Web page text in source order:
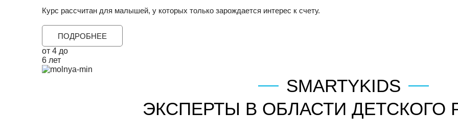
Курс рассчитан для малышей, у которых только зарождается интерес к счету.
ПОДРОБНЕЕ
от 4 до
6 лет
SMARTYKIDS
ЭКСПЕРТЫ В ОБЛАСТИ ДЕТСКОГО